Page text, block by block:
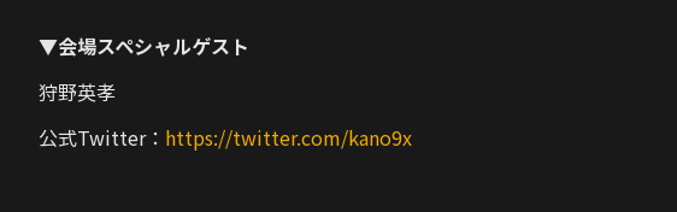
▼会場スペシャルゲスト
狩野英孝
公式Twitter： https://twitter.com/kano9x